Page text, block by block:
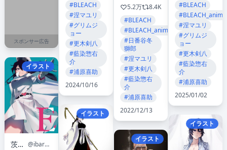
スポンサー広告
イラスト
茨木 春
@ibaraki_shun
#BLEACH
#涅マユリ
#グリムジ
ョー
#更木剣八
#藍染惣右
介
#浦原喜助
2024/10/16
イラスト
5.2万
8.4K
#BLEACH
#BLEACH_anime
#日番谷冬
獅郎
#涅マユリ
#更木剣八
#藍染惣右
介
#浦原喜助
2022/12/13
イラスト
#BLEACH
#BLEACH_anime
#涅マユリ
#グリムジ
ョー
#更木剣八
#藍染惣右
介
#浦原喜助
2025/01/02
イラスト